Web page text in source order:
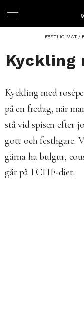
FESTLIG MAT/
Kyckling
Kyckling med
på en fredag, när
stå vid spisen efter
gott och festligare.
gärna ha bulgur,
går på LCHF-diet.